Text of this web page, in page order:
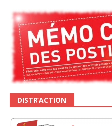
DISTR’ACTION